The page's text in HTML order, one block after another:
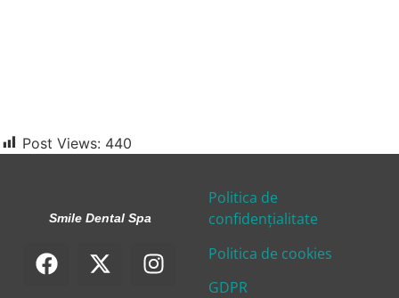
Post Views: 440
Smile Dental Spa
Politica de
confidențialitate
Politica de cookies
GDPR